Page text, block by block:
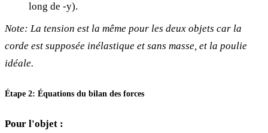
long de -y).
Note: La tension est la même pour les deux objets car la
corde est supposée inélastique et sans masse, et la poulie
idéale.
Étape 2: Équations du bilan des forces
Pour l'objet :